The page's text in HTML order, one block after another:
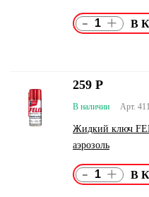
- +
Арт.
В наличии
Жидкий ключ
аэрозоль
259 Р
- +